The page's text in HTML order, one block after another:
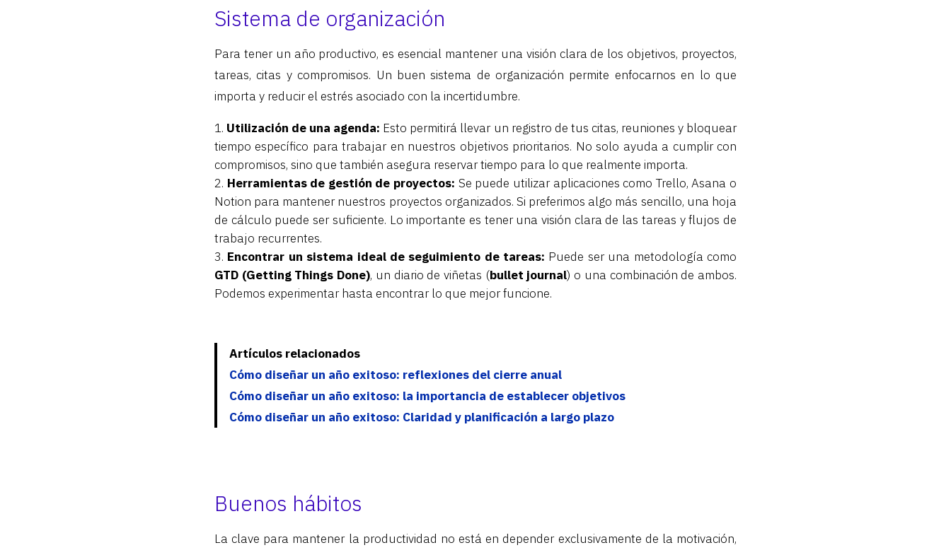
Sistema de organización
Para tener un año productivo, es esencial mantener una visión clara de los objetivos, proyectos,
tareas, citas y compromisos. Un buen sistema de organización permite enfocarnos en lo que
importa y reducir el estrés asociado con la incertidumbre.
Utilización de una agenda: Esto permitirá llevar un registro de tus citas, reuniones y bloquear
tiempo específico para trabajar en nuestros objetivos prioritarios. No solo ayuda a cumplir con
compromisos, sino que también asegura reservar tiempo para lo que realmente importa.
Herramientas de gestión de proyectos: Se puede utilizar aplicaciones como Trello, Asana o
Notion para mantener nuestros proyectos organizados. Si preferimos algo más sencillo, una hoja
de cálculo puede ser suficiente. Lo importante es tener una visión clara de las tareas y flujos de
trabajo recurrentes.
Encontrar un sistema ideal de seguimiento de tareas: Puede ser una metodología como
GTD (Getting Things Done), un diario de viñetas (bullet journal) o una combinación de ambos.
Podemos experimentar hasta encontrar lo que mejor funcione.
Artículos relacionados
Cómo diseñar un año exitoso: reflexiones del cierre anual
Cómo diseñar un año exitoso: la importancia de establecer objetivos
Cómo diseñar un año exitoso: Claridad y planificación a largo plazo
Buenos hábitos
La clave para mantener la productividad no está en depender exclusivamente de la motivación,